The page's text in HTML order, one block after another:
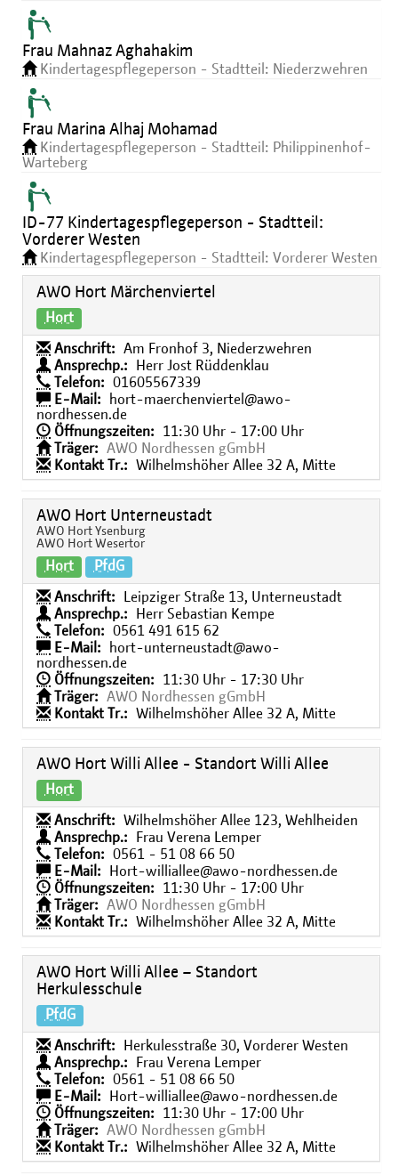
Frau Mahnaz Aghahakim
Kindertagespflegeperson - Stadtteil: Niederzwehren
Frau Marina Alhaj Mohamad
Kindertagespflegeperson - Stadtteil: Philippinenhof-
Warteberg
ID-77 Kindertagespflegeperson - Stadtteil:
Vorderer Westen
Kindertagespflegeperson - Stadtteil: Vorderer Westen
AWO Hort Märchenviertel
Hort
Anschrift:
Am Fronhof 3, Niederzwehren
Ansprechp.:
Herr Jost Rüddenklau
Telefon:
01605567339
E-Mail:
hort-maerchenviertel@awo-
nordhessen.de
Öffnungszeiten:
11:30 Uhr - 17:00 Uhr
Träger:
AWO Nordhessen gGmbH
Kontakt Tr.:
Wilhelmshöher Allee 32 A, Mitte
AWO Hort Unterneustadt
AWO Hort Ysenburg
AWO Hort Wesertor
Hort PfdG
Anschrift:
Leipziger Straße 13, Unterneustadt
Ansprechp.:
Herr Sebastian Kempe
Telefon:
0561 491 615 62
E-Mail:
hort-unterneustadt@awo-
nordhessen.de
Öffnungszeiten:
11:30 Uhr - 17:30 Uhr
Träger:
AWO Nordhessen gGmbH
Kontakt Tr.:
Wilhelmshöher Allee 32 A, Mitte
AWO Hort Willi Allee - Standort Willi Allee
Hort
Anschrift:
Wilhelmshöher Allee 123, Wehlheiden
Ansprechp.:
Frau Verena Lemper
Telefon:
0561 - 51 08 66 50
E-Mail:
Hort-williallee@awo-nordhessen.de
Öffnungszeiten:
11:30 Uhr - 17:00 Uhr
Träger:
AWO Nordhessen gGmbH
Kontakt Tr.:
Wilhelmshöher Allee 32 A, Mitte
AWO Hort Willi Allee – Standort
Herkulesschule
PfdG
Anschrift:
Herkulesstraße 30, Vorderer Westen
Ansprechp.:
Frau Verena Lemper
Telefon:
0561 - 51 08 66 50
E-Mail:
Hort-williallee@awo-nordhessen.de
Öffnungszeiten:
11:30 Uhr - 17:00 Uhr
Träger:
AWO Nordhessen gGmbH
Kontakt Tr.:
Wilhelmshöher Allee 32 A, Mitte